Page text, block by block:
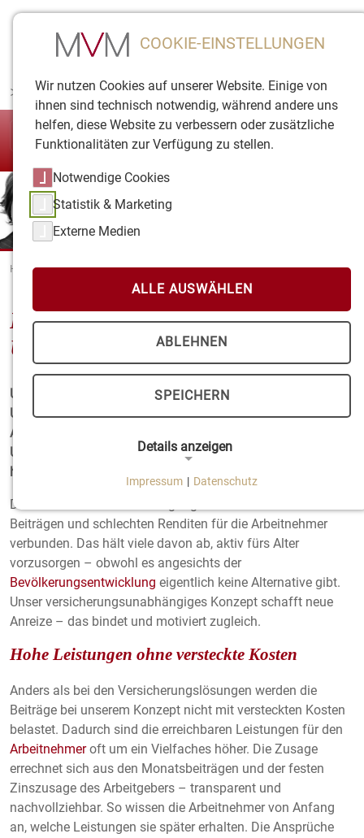
> Zukunft braucht neue Wege
Home Unser Konzept Pauschaldotierte Unterstützungskasse
Pauschaldotierte
Unterstützungskasse
Unsere moderne Lösung über eine pauschaldotierte
Unterstützungskasse vereint attraktive Vorteile für die
Arbeitnehmer mit nachhaltigen Liquiditätsvorteilen für das
Unternehmen. Wir schaffen echte Mehrwerte statt einer
hohen Beitragsbelastung. Lassen Sie sich begeistern!
Die betriebliche Altersversorgung wird oft mit laufenden
Beiträgen und schlechten Renditen für die Arbeitnehmer
verbunden. Das hält viele davon ab, aktiv fürs Alter
vorzusorgen – obwohl es angesichts der
Bevölkerungsentwicklung eigentlich keine Alternative gibt.
Unser versicherungsunabhängiges Konzept schafft neue
Anreize – das bindet und motiviert zugleich.
Hohe Leistungen ohne versteckte Kosten
Anders als bei den Versicherungslösungen werden die
Beiträge bei unserem Konzept nicht mit versteckten Kosten
belastet. Dadurch sind die erreichbaren Leistungen für den
Arbeitnehmeroft um ein Vielfaches höher. Die Zusage
errechnet sich aus den Monatsbeiträgen und der festen
Zinszusage des Arbeitgebers – transparent und
nachvollziehbar. So wissen die Arbeitnehmer von Anfang
an, welche Leistungen sie später erhalten. Die Ansprüche
COOKIE-EINSTELLUNGEN
Wir nutzen Cookies auf unserer Website. Einige von
ihnen sind technisch notwendig, während andere uns
helfen, diese Website zu verbessern oder zusätzliche
Funktionalitäten zur Verfügung zu stellen.
Notwendige Cookies
Statistik & Marketing
Externe Medien
ALLE AUSWÄHLEN
ABLEHNEN
SPEICHERN
Details anzeigen
NOTWENDIGE COOKIES
Notwendige Cookies ermöglichen grundlegende
Funktionen und sind für die einwandfreie Funktion
der Website erforderlich.
Einverständnis-Cookie
cookie_consent
Dieser Cookie speichert die ausgewählten
Einverständnis-Optionen des Benutzers.
Cookie Laufzeit:
1 Jahr
STATISTIK & MARKETING
Impressum | Datenschutz